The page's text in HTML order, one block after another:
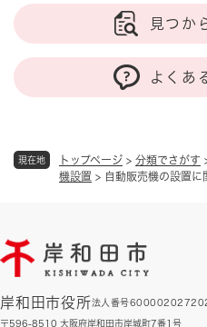
現在地 トップページ > 分類でさがす
機設置 > 自動販売機の設置
見つか
よくあ
岸和田市役所法人番号
〒596-8510 大阪府岸和田市岸城町7番1号